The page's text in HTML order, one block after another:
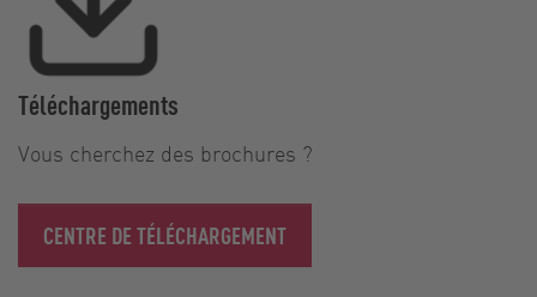
Téléchargements
Vous cherchez des brochures ?
CENTRE DE TÉLÉCHARGEMENT